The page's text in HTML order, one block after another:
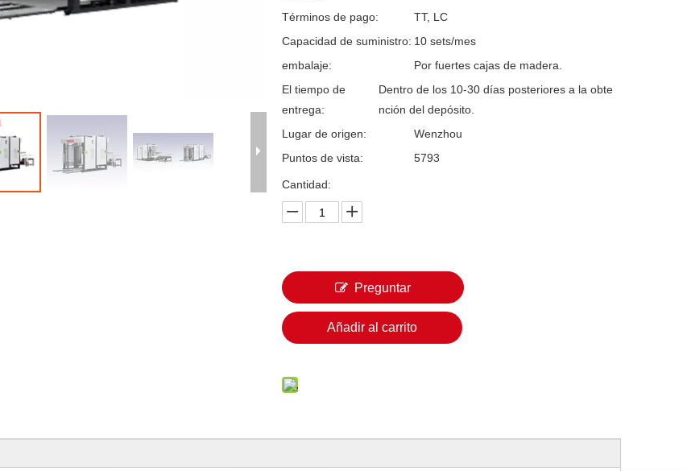
Términos de pago:
TT, LC
Capacidad de suministro: 10 sets/mes
embalaje:
Por fuertes cajas de madera.
El tiempo de
entrega:
Dentro de los 10-30 días posteriores a la obte
nción del depósito.
Lugar de origen:
Wenzhou
Puntos de vista:
5793
Cantidad:
Preguntar
Añadir al carrito